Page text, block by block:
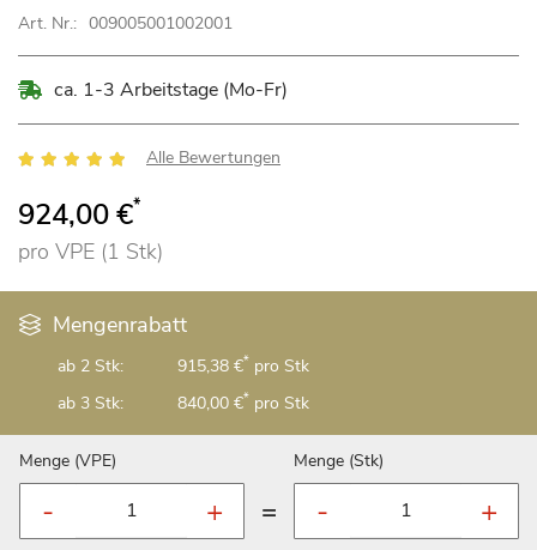
springen
Art. Nr.: 009005001002001
ca. 1-3 Arbeitstage (Mo-Fr)
Bewertung: Alle Bewertungen
924,00 €*
pro VPE (1 Stk)
Mengenrabatt
ab 2 Stk: 915,38 €* pro Stk
ab 3 Stk:
840,00 €* pro Stk
Menge (VPE)
=
Menge (Stk)